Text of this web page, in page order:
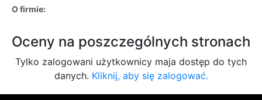
O firmie:
Oceny na poszczególnych stronach
Tylko zalogowani użytkownicy maja dostęp do tych
danych. Kliknij, aby się zalogować.